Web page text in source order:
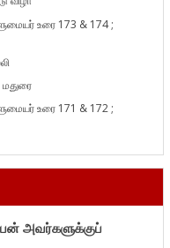
உரை 173 & 174 ;
உரை 171 & 172 ;
அவர்களுக்குப்